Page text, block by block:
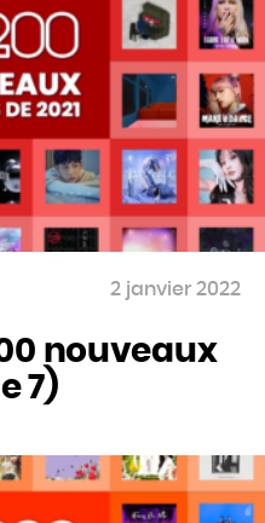
nouveaux
7)
2 janvier 2022